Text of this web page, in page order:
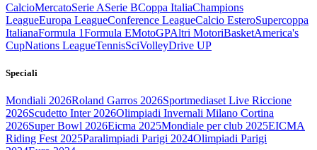
CalcioMercatoSerie ASerie BCoppa ItaliaChampions
LeagueEuropa LeagueConference LeagueCalcio EsteroSupercoppa
ItalianaFormula 1Formula EMotoGPAltri MotoriBasketAmerica's
CupNations LeagueTennisSciVolleyDrive UP
Speciali
Mondiali 2026Roland Garros 2026Sportmediaset Live Riccione
2026Scudetto Inter 2026Olimpiadi Invernali Milano Cortina
2026Super Bowl 2026Eicma 2025Mondiale per club 2025EICMA
Riding Fest 2025Paralimpiadi Parigi 2024Olimpiadi Parigi